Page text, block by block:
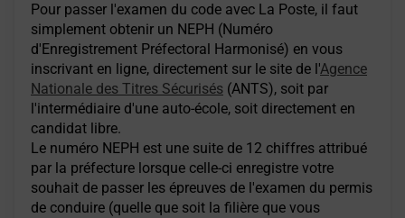
Pour passer l'examen du code avec La Poste, il faut
simplement obtenir un NEPH (Numéro
d'Enregistrement Préfectoral Harmonisé) en vous
inscrivant en ligne, directement sur le site de l'Agence
Nationale des Titres Sécurisés (ANTS), soit par
l'intermédiaire d'une auto-école, soit directement en
candidat libre.
Le numéro NEPH est une suite de 12 chiffres attribué
par la préfecture lorsque celle-ci enregistre votre
souhait de passer les épreuves de l'examen du permis
de conduire (quelle que soit la filière que vous